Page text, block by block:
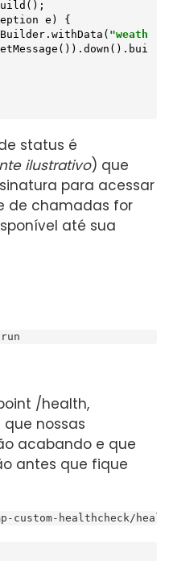
e) {
"weath
status é
ilustrativo) que
para acessar
de chamadas for
até sua
/health,
que nossas
acabando e que
antes que fique
healthcheck/